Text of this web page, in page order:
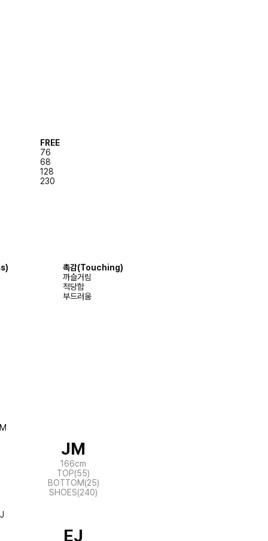
FREE
76
68
128
230
촉감(Touching)
까슬거림
적당함
부드러움
JM
166cm
TOP(55)
BOTTOM(25)
SHOES(240)
EJ